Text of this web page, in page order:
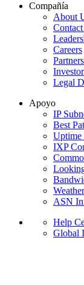
Compañía
About
Careers
Legal
Apoyo
IP
Best
Uptime
IXP
ASN
Help
Global